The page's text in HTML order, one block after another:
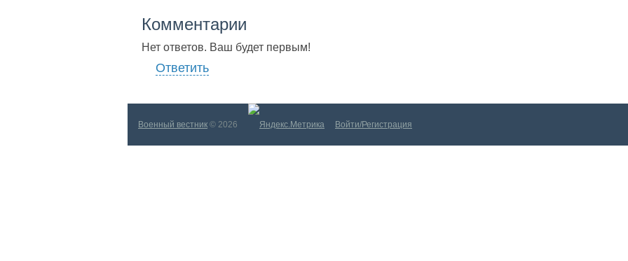
Комментарии
Нет ответов. Ваш будет первым!
Ответить
Военный вестник © 2026 Войти/Регистрация